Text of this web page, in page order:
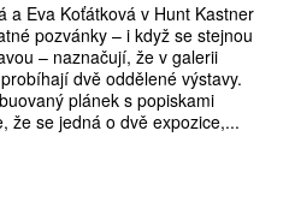
a Eva Koťátková v Hunt Kastner
pozvánky – i když se stejnou
– naznačují, že v galerii
dvě oddělené výstavy.
plánek s popiskami
že se jedná o dvě expozice,...